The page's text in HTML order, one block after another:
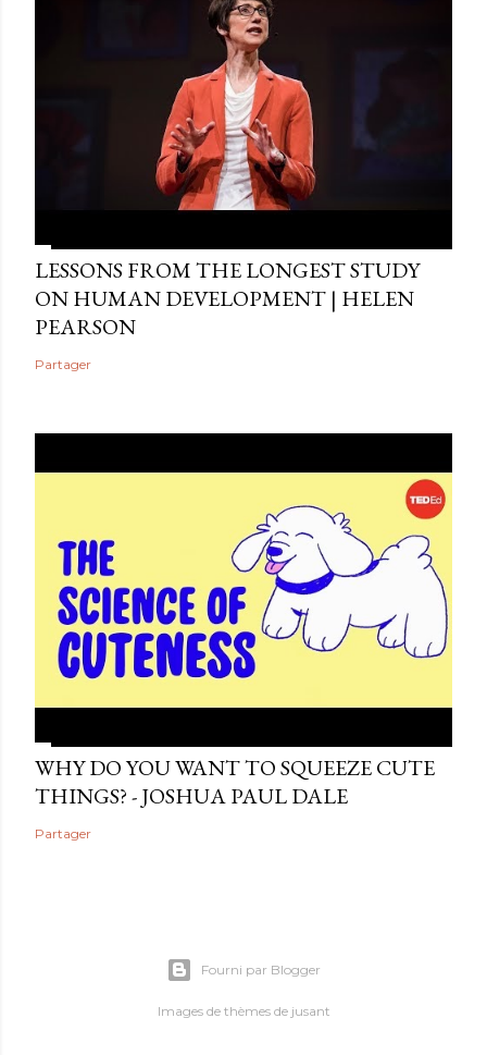
LESSONS FROM THE LONGEST STUDY
ON HUMAN DEVELOPMENT | HELEN
PEARSON
Partager
WHY DO YOU WANT TO SQUEEZE CUTE
THINGS? - JOSHUA PAUL DALE
Partager
Fourni par Blogger
Images de thèmes de jusant